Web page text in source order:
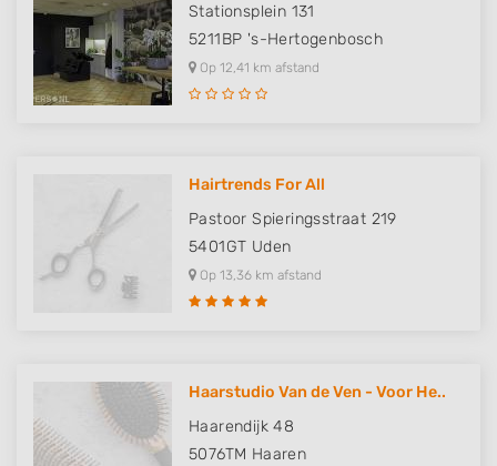
Stationsplein 131
5211BP 's-Hertogenbosch
Op 12,41 km afstand
Hairtrends For All
Pastoor Spieringsstraat 219
5401GT Uden
Op 13,36 km afstand
Haarstudio Van de Ven - Voor He..
Haarendijk 48
5076TM Haaren